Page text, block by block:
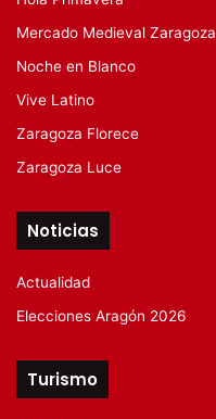
Mercado Medieval Zaragoza
Noche en Blanco
Vive Latino
Zaragoza Florece
Zaragoza Luce
Noticias
Actualidad
Elecciones Aragón 2026
Turismo